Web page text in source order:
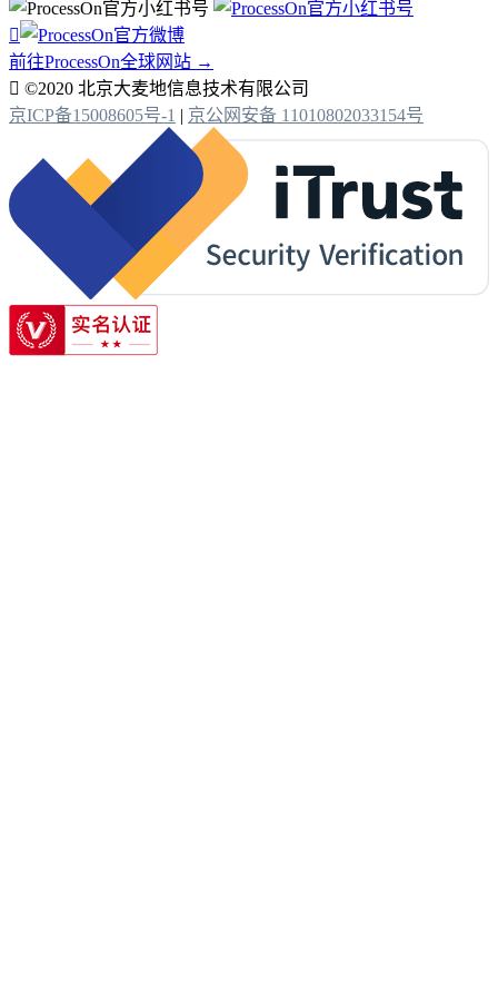

前往ProcessOn全球网站 →
 ©2020 北京大麦地信息技术有限公司
京ICP备15008605号-1 | 京公网安备 11010802033154号